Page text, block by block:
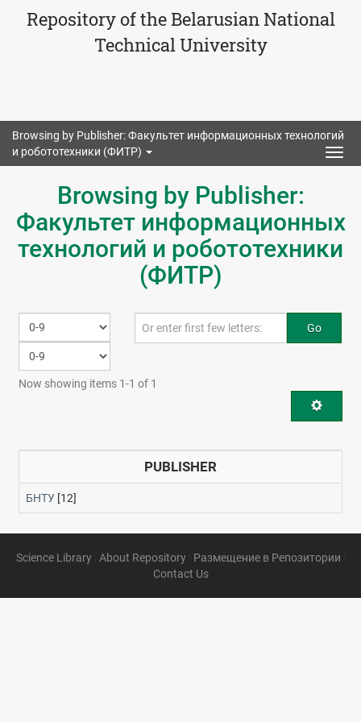
Repository of the Belarusian National
Technical University
Browsing by Publisher: Факультет информационных технологий
и робототехники (ФИТР)
Browsing by Publisher:
Факультет информационных
технологий и робототехники
(ФИТР)
Go
Now showing items 1-1 of 1
PUBLISHER
БНТУ [12]
Science Library| About Repository| Размещение в Репозитории
Contact Us